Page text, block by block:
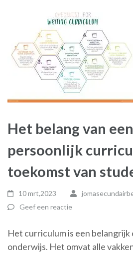
Het belang van
persoonlijk
toekomst van
10 mrt,2023
Geef een reactie
Het curriculum is een
onderwijs. Het omvat alle